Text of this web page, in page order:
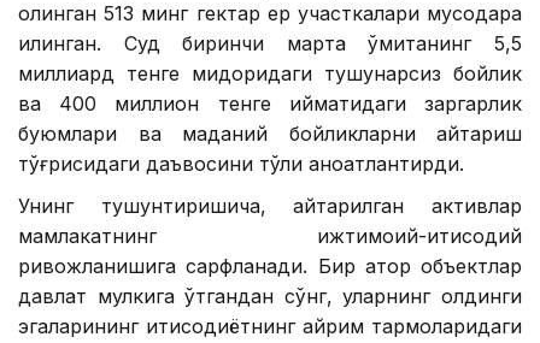
олинган 513 минг гектар ер участкалари мусодара
қилинган. Суд биринчи марта қўмитанинг 5,5
миллиард тенге миқдоридаги тушунарсиз бойлик
ва 400 миллион тенге қийматидаги заргарлик
буюмлари ва маданий бойликларни қайтариш
тўғрисидаги даъвосини тўлиқ қаноатлантирди.
Унинг тушунтиришича, қайтарилган активлар
мамлакатнинг ижтимоий-иқтисодий
ривожланишига сарфланади. Бир қатор объектлар
давлат мулкига ўтгандан сўнг, уларнинг олдинги
эгаларининг иқтисодиётнинг айрим тармоқларидаги